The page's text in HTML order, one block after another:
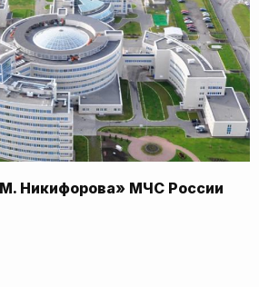
Никифорова» МЧС России